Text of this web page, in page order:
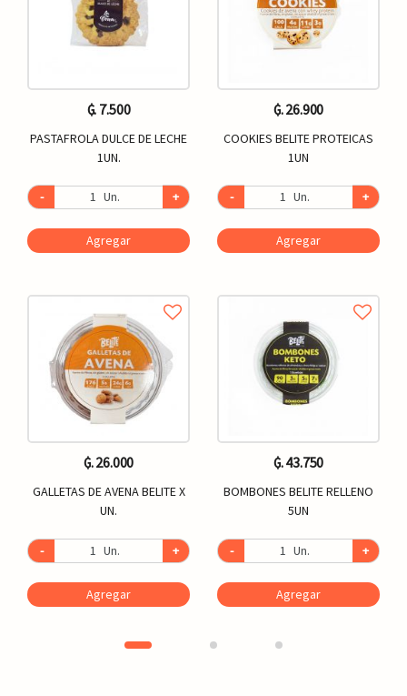
₲. 7.500
PASTAFROLA DULCE DE LECHE
1UN.
- Un. +
Agregar
₲. 26.000
GALLETAS DE AVENA BELITE X
UN.
- Un. +
Agregar
₲. 26.900
COOKIES BELITE PROTEICAS
1UN
- Un. +
Agregar
₲. 43.750
BOMBONES BELITE RELLENO
5UN
- Un. +
Agregar